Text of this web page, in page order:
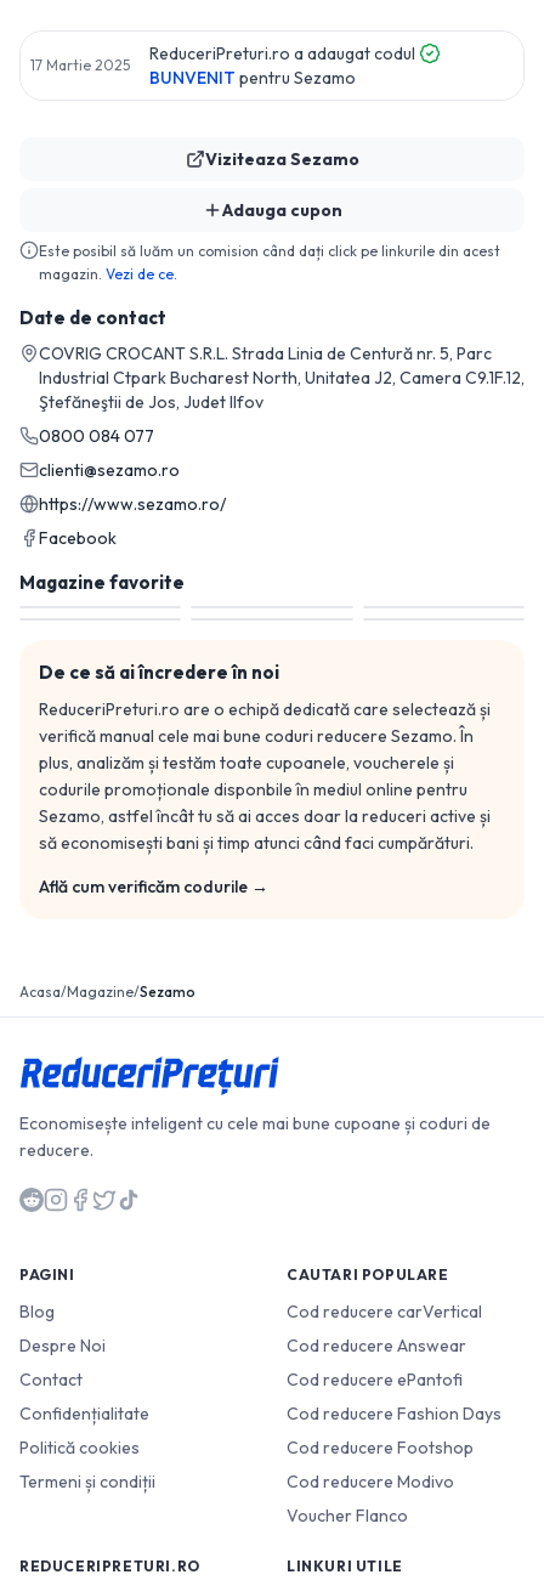
ViziteazaSezamo
Adauga cupon
Este posibil să luăm un comision când dați click pe linkurile din acest
magazin. Vezi de ce.
Date de contact
COVRIG CROCANT S.R.L. Strada Linia de Centură nr. 5, Parc
Industrial Ctpark Bucharest North, Unitatea J2, Camera C9.1F.12,
Ştefăneştii de Jos, Judet Ilfov
0800 084 077
clienti@sezamo.ro
https://www.sezamo.ro/
Facebook
Magazine favorite
De ce să ai încredere în noi
ReduceriPreturi.ro are o echipă dedicată care selectează și
verifică manual cele mai bune coduri reducere Sezamo. În
plus, analizăm și testăm toate cupoanele, voucherele și
codurile promoționale disponbile în mediul online pentru
Sezamo, astfel încât tu să ai acces doar la reduceri active și
să economisești bani și timp atunci când faci cumpărături.
Află cum verificăm codurile →
17 Martie 2025
ReduceriPreturi.ro a adaugat codul
BUNVENIT pentru Sezamo
Acasa/Magazine/Sezamo
Economisește inteligent cu cele mai bune cupoane și coduri de
reducere.
PAGINI
Blog
Despre Noi
Contact
Confidențialitate
Politică cookies
Termeni și condiții
CAUTARI POPULARE
Cod reducere carVertical
Cod reducere Answear
Cod reducere ePantofi
Cod reducere Fashion Days
Cod reducere Footshop
Cod reducere Modivo
Voucher Flanco
REDUCERIPRETURI.RO LINKURI UTILE